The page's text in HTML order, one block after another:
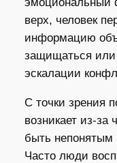
верх, человек
информацию
защищаться или
эскалации
С точки зрения
возникает из-за
быть непонятым
Часто люди